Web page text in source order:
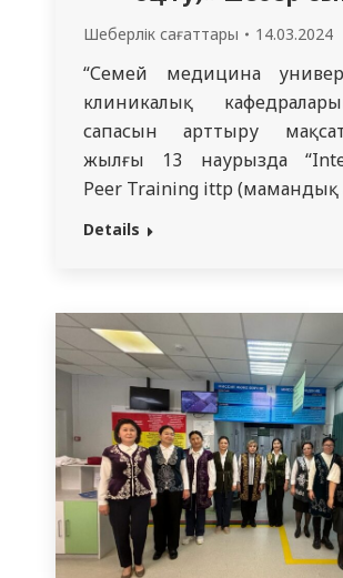
Шеберлік сағаттары 14.03.2024
“Семей медицина
клиникалық
сапасын арттыру
жылғы 13 наурызда
Peer Training ittp (мамандық
оқыту)”шеберлік
ревматология
м. а. – Қожахметова Д.
аудитория: “Семей
университеті”КЕАҚ
оқытушылық құрамы…
Details